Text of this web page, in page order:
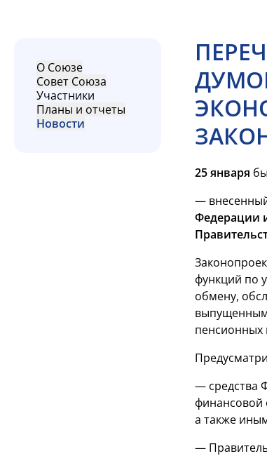
О Союзе
Совет Союза
Участники
Планы и отчеты
Новости
25 января
—
Федерации
функций по
обмену,
выпущенным
пенсионных
— средства
финансовой
а также
—